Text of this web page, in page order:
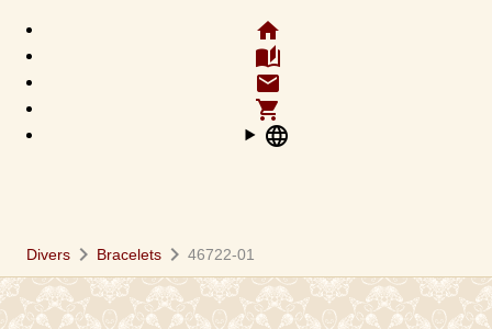
home
auto_stories
email
shopping_cart
language
Divers chevron_right Bracelets chevron_right 46722-01